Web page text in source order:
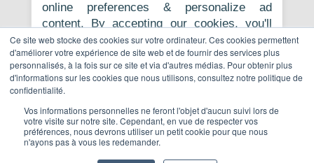
Ce site web stocke des cookies sur votre ordinateur. Ces cookies permettent
d'améliorer votre expérience de site web et de fournir des services plus
personnalisés, à la fois sur ce site et via d'autres médias. Pour obtenir plus
d'informations sur les cookies que nous utilisons, consultez notre politique de
confidentialité.
Vos informations personnelles ne feront l'objet d'aucun suivi lors de
votre visite sur notre site. Cependant, en vue de respecter vos
préférences, nous devrons utiliser un petit cookie pour que nous
n'ayons pas à vous les redemander.
Carrières
Espace Presse
Contact
Politique de confidentialité
Faire un signalement
Réserver une demo
online preferences & personalize ad
content. By accepting our cookies, you'll
get relevant content, personalized ads, and
an enhanced browsing experience.
Necessary cookies are required for the
core website functionality and cannot be
Privacy Policy.
Accept all